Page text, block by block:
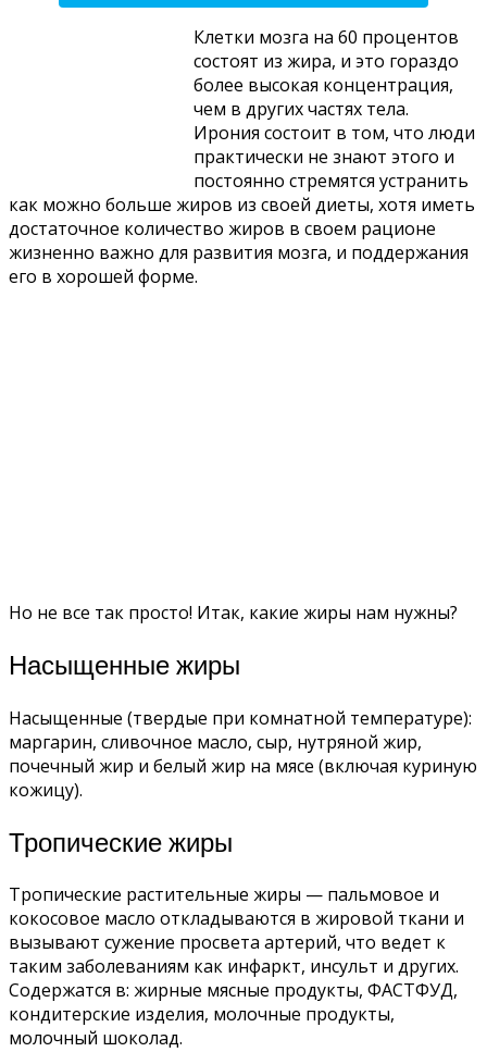
Клетки мозга на 60 процентов
состоят из жира, и это гораздо
более высокая концентрация,
чем в других частях тела.
Ирония состоит в том, что люди
практически не знают этого и
постоянно стремятся устранить
как можно больше жиров из своей диеты, хотя иметь
достаточное количество жиров в своем рационе
жизненно важно для развития мозга, и поддержания
его в хорошей форме.
Но не все так просто! Итак, какие жиры нам нужны?
Насыщенные жиры
Насыщенные (твердые при комнатной температуре):
маргарин, сливочное масло, сыр, нутряной жир,
почечный жир и белый жир на мясе (включая куриную
кожицу).
Тропические жиры
Тропические растительные жиры — пальмовое и
кокосовое масло откладываются в жировой ткани и
вызывают сужение просвета артерий, что ведет к
таким заболеваниям как инфаркт, инсульт и других.
Содержатся в: жирные мясные продукты, ФАСТФУД,
кондитерские изделия, молочные продукты,
молочный шоколад.